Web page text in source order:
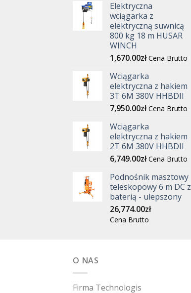
Elektryczna
wciągarka z
elektryczną suwnicą
800 kg 18 m HUSAR
WINCH
1,670.00zł Cena Brutto
Wciągarka
elektryczna z hakiem
3T 6M 380V HHBDII
7,950.00zł Cena Brutto
Wciągarka
elektryczna z hakiem
2T 6M 380V HHBDII
6,749.00zł Cena Brutto
Podnośnik masztowy
teleskopowy 6 m DC z
baterią - ulepszony
26,774.00zł
Cena Brutto
O NAS
Firma Technologis